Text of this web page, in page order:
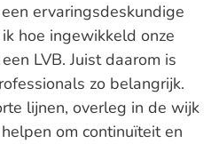
ervaringsdeskundige
hoe ingewikkeld onze
LVB. Juist daarom is
zo belangrijk.
lijnen, overleg in de wijk
om continuïteit en